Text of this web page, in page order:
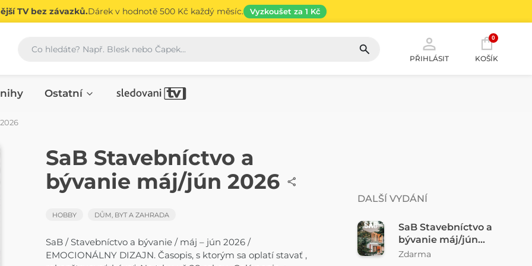
TV bez závazků.Dárek v hodnotě 500 Kč každý měsíc. Vyzkoušet za 1 Kč
Vyhledávání
PŘIHLÁSIT
0
KOŠÍK
Ostatní
ČASOPIS
SaB Stavebníctvo a
bývanie máj/jún 2026
HOBBY DŮM, BYT A ZAHRADA
SaB / Stavebníctvo a bývanie / máj – jún 2026 /
EMOCIONÁLNY DIZAJN. Časopis, s ktorým sa oplatí stavať ,
DALŠÍ VYDÁNÍ
SaB Stavebníctvo a
bývanie máj/jún
2026 FREE
Zdarma